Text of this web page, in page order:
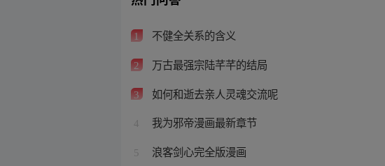
1 不健全关系的含义
2 万古最强宗陆芊芊的结局
3 如何和逝去亲人灵魂交流呢
4 我为邪帝漫画最新章节
5 浪客剑心完全版漫画